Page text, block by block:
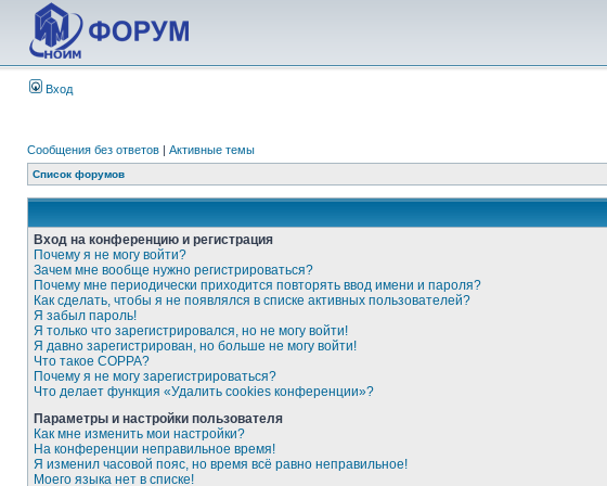
Вход
Сообщения без ответов | Активные темы
Список форумов
Вход на конференцию и регистрация
Почему я не могу войти?
Зачем мне вообще нужно регистрироваться?
Почему мне периодически приходится повторять ввод имени и пароля?
Как сделать, чтобы я не появлялся в списке активных пользователей?
Я забыл пароль!
Я только что зарегистрировался, но не могу войти!
Я давно зарегистрирован, но больше не могу войти!
Что такое COPPA?
Почему я не могу зарегистрироваться?
Что делает функция «Удалить cookies конференции»?
Параметры и настройки пользователя
Как мне изменить мои настройки?
На конференции неправильное время!
Я изменил часовой пояс, но время всё равно неправильное!
Моего языка нет в списке!